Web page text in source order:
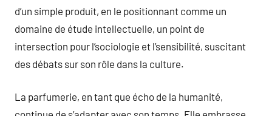
d’un simple produit, en le positionnant comme un
domaine de étude intellectuelle, un point de
intersection pour l’sociologie et l’sensibilité, suscitant
des débats sur son rôle dans la culture.
La parfumerie, en tant que écho de la humanité,